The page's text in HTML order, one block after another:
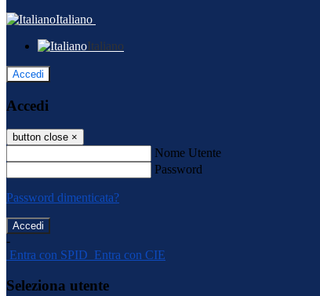
Italiano
Italiano
Accedi
Accedi
button close ×
Nome Utente
Password
Password dimenticata?
-
Entra con SPID Entra con CIE
Seleziona utente